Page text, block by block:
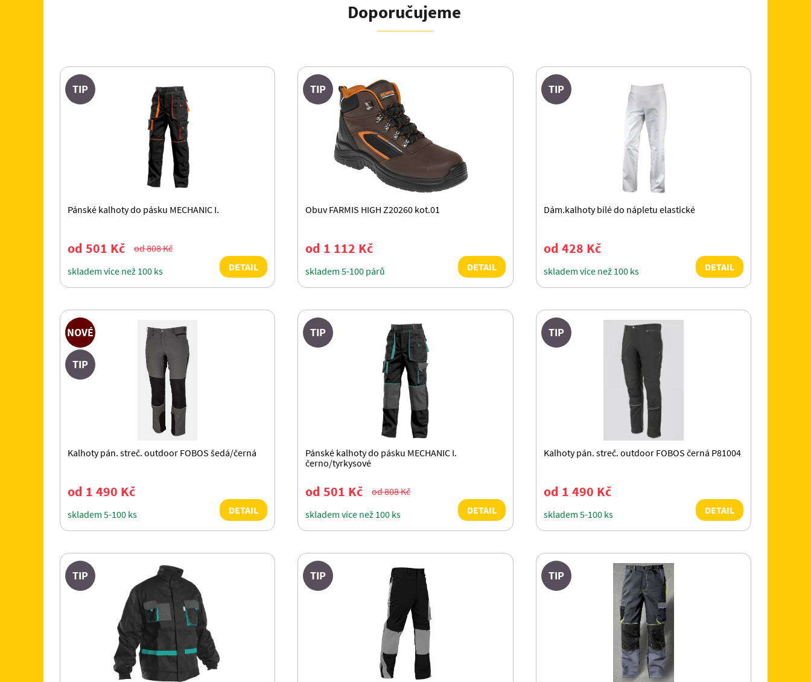
Doporučujeme
TIP
Pánské kalhoty do pásku MECHANIC I.
od 501 Kč
od 808 Kč
skladem více než 100 ks
DETAIL
TIP
Obuv FARMIS HIGH Z20260 kot.01
od 1 112 Kč
skladem 5-100 párů DETAIL
TIP
Dám.kalhoty bílé do nápletu elastické
od 428 Kč
skladem více než 100 ks DETAIL
NOVÉ
TIP
Kalhoty pán. streč. outdoor FOBOS šedá/černá
od 1 490 Kč
skladem 5-100 ks DETAIL
TIP
Pánské kalhoty do pásku MECHANIC I.
černo/tyrkysové
od 501 Kč
od 808 Kč
skladem více než 100 ks
DETAIL
TIP
Kalhoty pán. streč. outdoor FOBOS černá P81004
od 1 490 Kč
skladem 5-100 ks DETAIL
TIP TIP TIP